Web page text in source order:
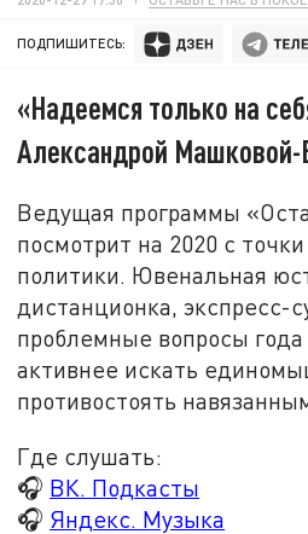
ПОДПИШИТЕСЬ:
«Надеемся только на
Александрой Машковой-
Ведущая программы
посмотрит на 2020 с
политики. Ювенальная
дистанционка, экспресс-
проблемные вопросы года
активнее искать
противостоять
Где слушать:
🎧 ВК. Подкасты
🎧 Яндекс. Музыка